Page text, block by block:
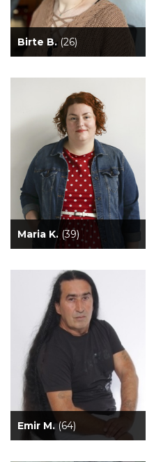
Birte B. (26)
Maria K. (39)
Emir M.(64)